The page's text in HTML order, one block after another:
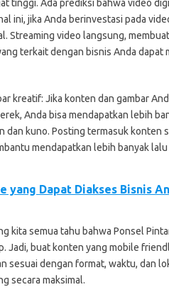
tinggi. Ada prediksi bahwa video
ini, jika Anda berinvestasi pada
Streaming video langsung,
terkait dengan bisnis Anda dapat
kreatif: Jika konten dan gambar
Anda bisa mendapatkan lebih
kuno. Posting termasuk konten
mendapatkan lebih banyak
yang Dapat Diakses Bisnis
kita semua tahu bahwa Ponsel
Jadi, buat konten yang mobile
sesuai dengan format, waktu, dan
secara maksimal.